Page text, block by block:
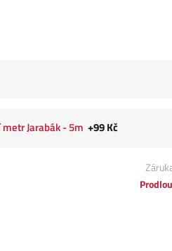
Jarabák - 5m +99 Kč